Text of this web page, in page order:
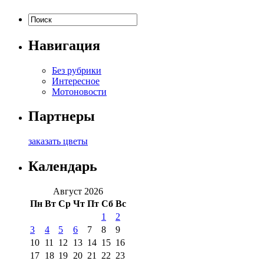
Навигация
Без рубрики
Интересное
Мотоновости
Партнеры
заказать цветы
Календарь
Август 2026
Пн Вт Ср Чт Пт Сб Вс
1
2
3
4 5 6 7 8
9
10 11 12 13 14 15 16
17 18 19 20 21 22 23